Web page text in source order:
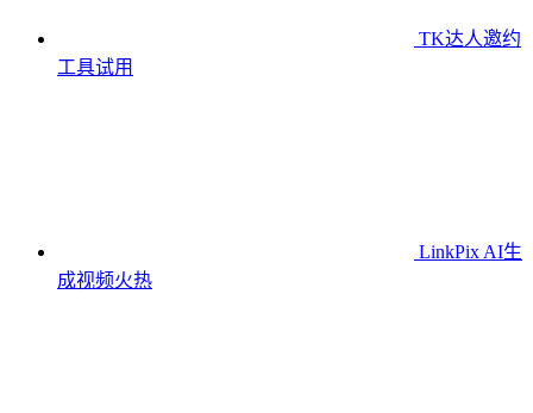
TK达人邀约
工具试用
LinkPix AI生
成视频火热